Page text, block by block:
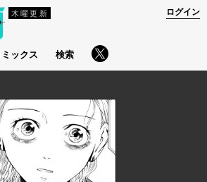
木曜更新
ミックス 検索
ログイン